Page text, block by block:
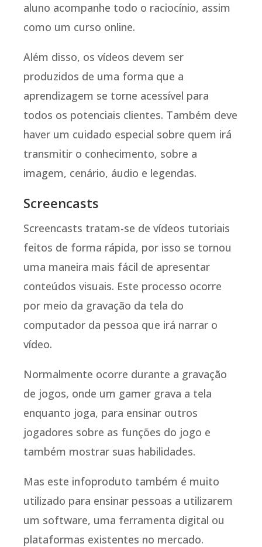
aluno acompanhe todo o raciocínio, assim
como um curso online.
Além disso, os vídeos devem ser
produzidos de uma forma que a
aprendizagem se torne acessível para
todos os potenciais clientes. Também deve
haver um cuidado especial sobre quem irá
transmitir o conhecimento, sobre a
imagem, cenário, áudio e legendas.
Screencasts
Screencasts tratam-se de vídeos tutoriais
feitos de forma rápida, por isso se tornou
uma maneira mais fácil de apresentar
conteúdos visuais. Este processo ocorre
por meio da gravação da tela do
computador da pessoa que irá narrar o
vídeo.
Normalmente ocorre durante a gravação
de jogos, onde um gamer grava a tela
enquanto joga, para ensinar outros
jogadores sobre as funções do jogo e
também mostrar suas habilidades.
Mas este infoproduto também é muito
utilizado para ensinar pessoas a utilizarem
um software, uma ferramenta digital ou
plataformas existentes no mercado.